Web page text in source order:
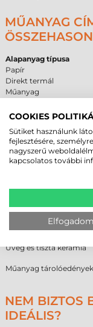
MŰANYAG
Alapanyag típusa
Papír
Direkt termál
Műanyag
AJÁNLOTT
FELÜLETEK
A ragasztó és az
felületek támogatják a
Ajánlott
Fém és festett
Alacsony felületi
műanyag (PE, PP)
Üveg és tiszta kerámia
Műanyag tárolóedények
NEM BIZTOS
IDEÁLIS?
COOKIES
Sütiket használunk
fejlesztésére,
nagyszerű
kapcsolatos további
Elfogadom